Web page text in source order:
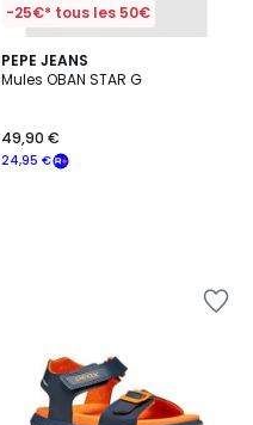
-25€* tous les 50€
PEPE JEANS
Mules OBAN STAR G
24,95 €
49,90 €